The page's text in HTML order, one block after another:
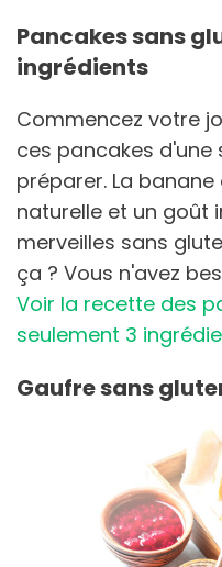
Pancakes sans
ingrédients
Commencez votre
ces pancakes
préparer. La
naturelle et un goût
merveilles sans
ça ? Vous n'avez
Voir la recette des
seulement 3
Gaufre sans